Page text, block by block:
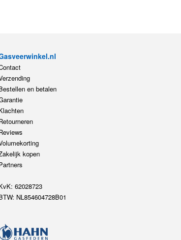
en betalen
kopen
62028723
NL854604728B01